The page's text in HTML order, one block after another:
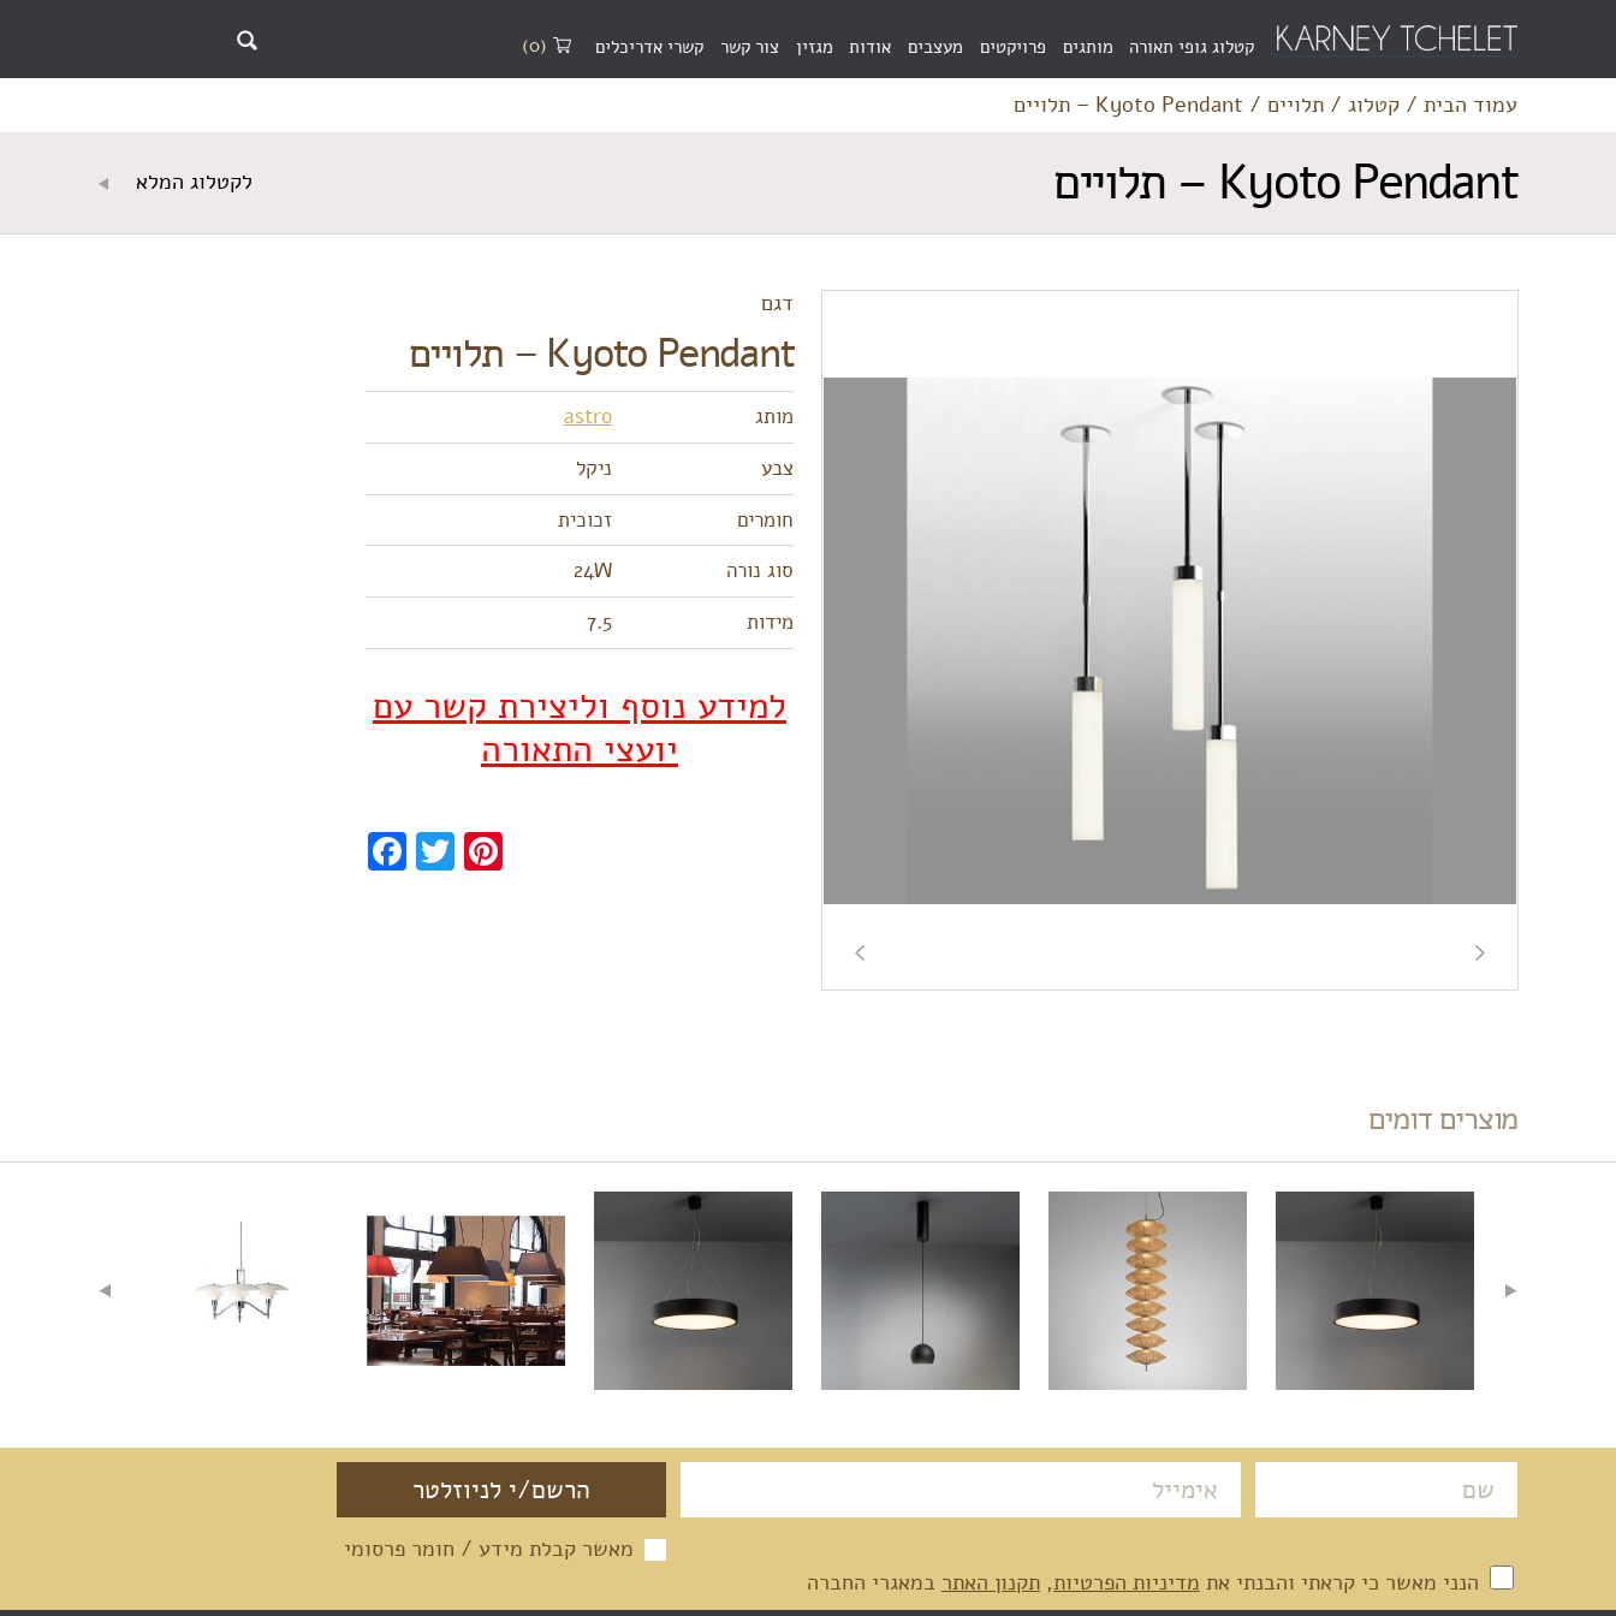
(0)
Menu
Bar
קטלוג גופי תאורה מותגים פרויקטים מעצבים אודות מגזין צור קשר קשרי אדריכלים
עמוד הבית / קטלוג / תלויים / Kyoto Pendant – תלויים
Kyoto Pendant – תלויים לקטלוג המלא
דגם
Kyoto Pendant – תלויים
מותג
astro
צבע
ניקל
חומרים
זכוכית
סוג נורה
24W
מידות
7.5
למידע נוסף וליצירת קשר עם
יועצי התאורה
FacebookTwitterPinterest
מוצרים דומים
מאשר קבלת מידע / חומר פרסומי
הנני מאשר כי קראתי והבנתי את מדיניות הפרטיות, תקנון האתר במאגרי החברה